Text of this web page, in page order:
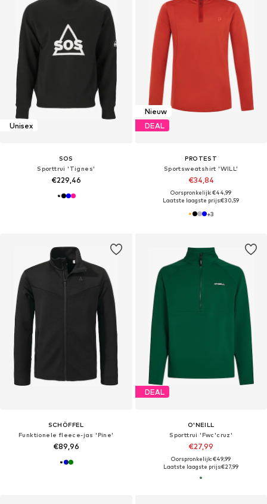
Unisex
SOS
Sporttrui 'Tignes'
€229,46
Nieuw
DEAL
PROTEST
Sportsweatshirt 'WILL'
€34,84
Oorspronkelijk: €44,99
Laatste laagste prijs:€30,59
+3
SCHÖFFEL
Funktionele fleece-jas 'Pine'
€89,96
DEAL
O'NEILL
Sporttrui 'Fwc'cruz'
€27,99
Oorspronkelijk: €49,99
Laatste laagste prijs:€27,99